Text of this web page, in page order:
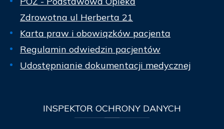
Zdrowotna ul Herberta 21
Karta praw i obowiązków pacjenta
Regulamin odwiedzin pacjentów
Udostępnianie dokumentacji medycznej
INSPEKTOR OCHRONY DANYCH